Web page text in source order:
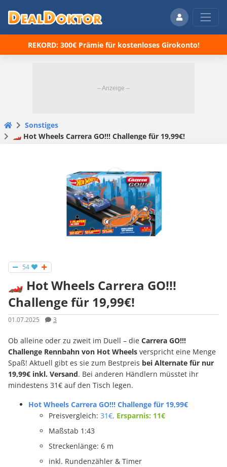
REKORD: 300€ Prämie für kostenloses Girokonto!
Sonstiges
🏎️ Hot Wheels Carrera GO!!! Challenge für 19,99€!
54
🏎️ Hot Wheels Carrera GO!!!
Challenge für 19,99€!
01.07.2025 3
Ob alleine oder zu zweit im Duell – die Carrera GO!!!
Challenge Rennbahn von Hot Wheels verspricht eine Menge
Spaß! Aktuell gibt es sie zum Bestpreis bei Alternate für nur
19,99€ inkl. Versand. Bei anderen Händlern müsstet ihr
mindestens 31€ auf den Tisch legen.
Hot Wheels Carrera GO!!! Challenge für 19,99€
Preisvergleich: 31€, Ersparnis: 11€
Maßstab 1:43
Streckenlänge: 6 m
inkl. Rundenzähler & Timer